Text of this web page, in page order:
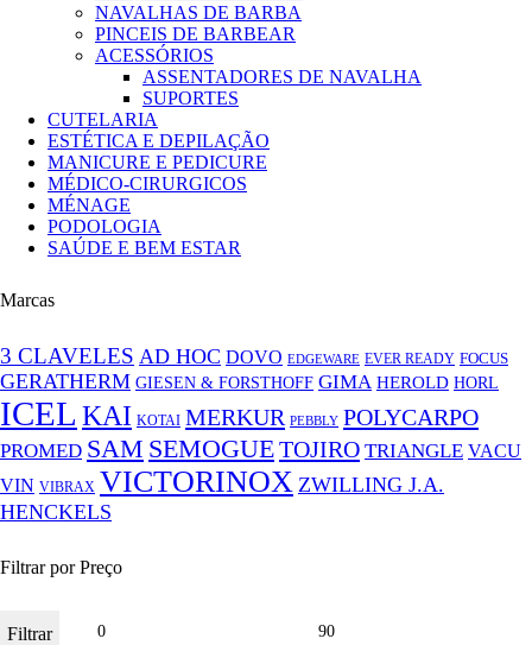
NAVALHAS DE BARBA
PINCEIS DE BARBEAR
ACESSÓRIOS
ASSENTADORES DE NAVALHA
SUPORTES
CUTELARIA
ESTÉTICA E DEPILAÇÃO
MANICURE E PEDICURE
MÉDICO-CIRURGICOS
MÉNAGE
PODOLOGIA
SAÚDE E BEM ESTAR
Marcas
3 CLAVELES AD HOC DOVO EDGEWARE EVER READY FOCUS
GERATHERM GIESEN & FORSTHOFF GIMA HEROLD HORL
ICEL KAI KOTAI MERKUR PEBBLY POLYCARPO
PROMED SAM SEMOGUETOJIRO TRIANGLE VACU
VIN VIBRAX VICTORINOX ZWILLING J.A.
HENCKELS
Filtrar por Preço
Filtrar